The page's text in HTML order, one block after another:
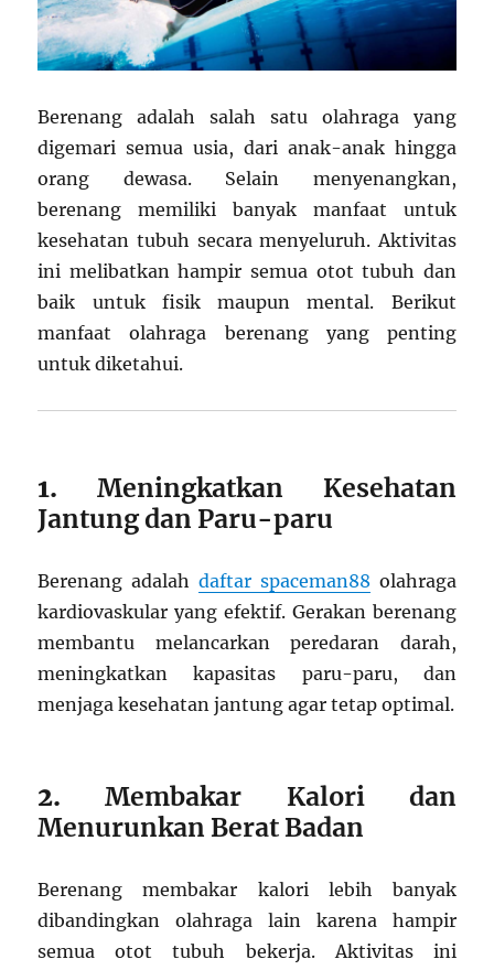
Berenang adalah salah satu olahraga yang
digemari semua usia, dari anak-anak hingga
orang dewasa. Selain menyenangkan,
berenang memiliki banyak manfaat untuk
kesehatan tubuh secara menyeluruh. Aktivitas
ini melibatkan hampir semua otot tubuh dan
baik untuk fisik maupun mental. Berikut
manfaat olahraga berenang yang penting
untuk diketahui.
1. Meningkatkan Kesehatan
Jantung dan Paru-paru
Berenang adalah daftar spaceman88 olahraga
kardiovaskular yang efektif. Gerakan berenang
membantu melancarkan peredaran darah,
meningkatkan kapasitas paru-paru, dan
menjaga kesehatan jantung agar tetap optimal.
2.Membakar Kalori dan
Menurunkan Berat Badan
Berenang membakar kalori lebih banyak
dibandingkan olahraga lain karena hampir
semua otot tubuh bekerja. Aktivitas ini